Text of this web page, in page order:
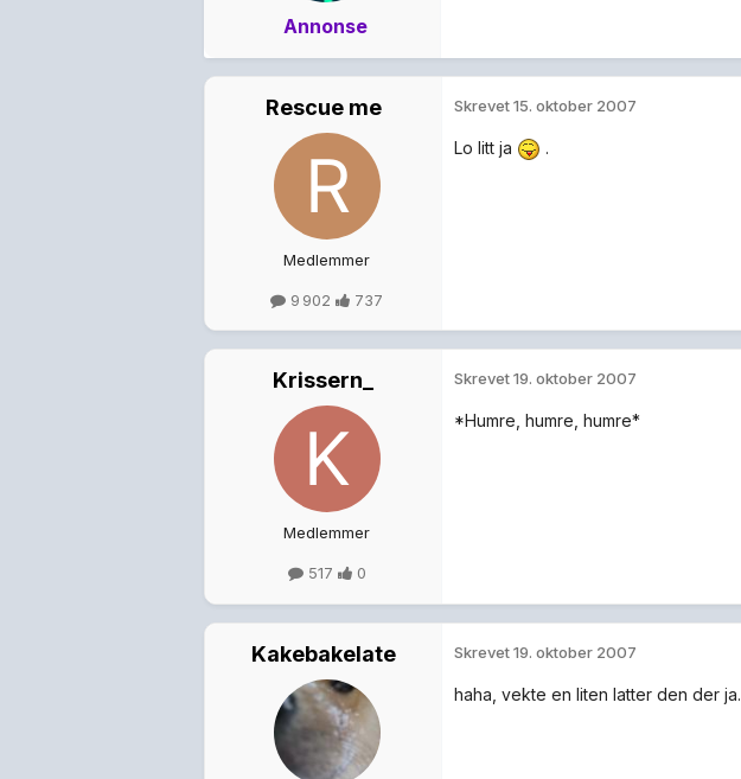
Annonse
Rescue me
Medlemmer
9 902 737
Skrevet15. oktober 2007
Lo litt ja .
Krissern_
Medlemmer
517 0
Skrevet19. oktober 2007
*Humre, humre, humre*
Kakebakelate Skrevet19. oktober 2007
haha, vekte en liten latter den der ja.